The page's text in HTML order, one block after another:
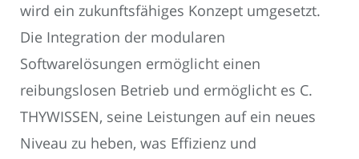
wird ein zukunftsfähiges Konzept umgesetzt.
Die Integration der modularen
Softwarelösungen ermöglicht einen
reibungslosen Betrieb und ermöglicht es C.
THYWISSEN, seine Leistungen auf ein neues
Niveau zu heben, was Effizienz und